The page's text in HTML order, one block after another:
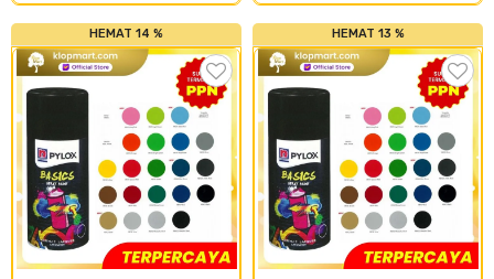
HEMAT 14 % HEMAT 13 %